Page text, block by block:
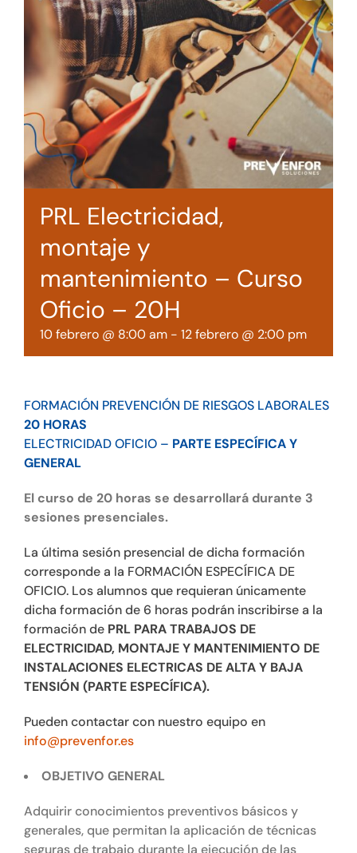
Tienda online
Contacto
PRL Electricidad,
montaje y
mantenimiento – Curso
Oficio – 20H
10 febrero @ 8:00 am - 12 febrero @ 2:00 pm
FORMACIÓN PREVENCIÓN DE RIESGOS LABORALES
20 HORAS
ELECTRICIDAD OFICIO – PARTE ESPECÍFICA Y
GENERAL
El curso de 20 horas se desarrollará durante 3
sesiones presenciales.
La última sesión presencial de dicha formación
corresponde a la FORMACIÓN ESPECÍFICA DE
OFICIO. Los alumnos que requieran únicamente
dicha formación de 6 horas podrán inscribirse a la
formación de PRL PARA TRABAJOS DE
ELECTRICIDAD, MONTAJE Y MANTENIMIENTO DE
INSTALACIONES ELECTRICAS DE ALTA Y BAJA
TENSIÓN (PARTE ESPECÍFICA).
Pueden contactar con nuestro equipo en
info@prevenfor.es
OBJETIVO GENERAL
Adquirir conocimientos preventivos básicos y
generales, que permitan la aplicación de técnicas
seguras de trabajo durante la ejecución de las